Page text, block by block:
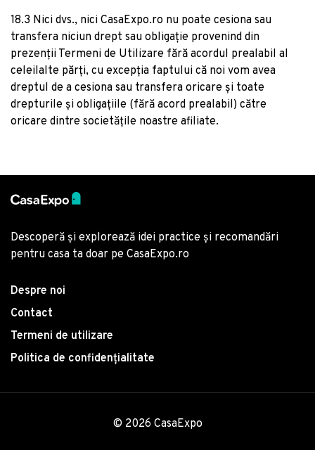
18.3 Nici dvs., nici CasaExpo.ro nu poate cesiona sau
transfera niciun drept sau obligație provenind din
prezenții Termeni de Utilizare fără acordul prealabil al
celeilalte părți, cu excepția faptului că noi vom avea
dreptul de a cesiona sau transfera oricare și toate
drepturile și obligațiile (fără acord prealabil) către
oricare dintre societățile noastre afiliate.
Descoperă și explorează idei practice și recomandări
pentru casa ta doar pe CasaExpo.ro
Despre noi
Contact
Termeni de utilizare
Politica de confidențialitate
© 2026 CasaExpo